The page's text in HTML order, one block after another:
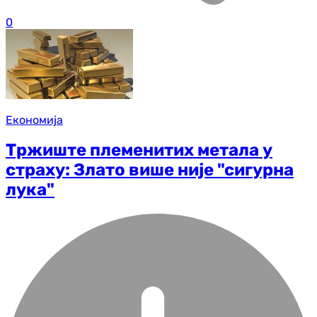
0
Економија
Тржиште племенитих метала у
страху: Злато више није "сигурна
лука"